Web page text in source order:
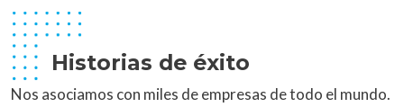
Historias de éxito
Nos asociamos con miles de empresas de todo el mundo.